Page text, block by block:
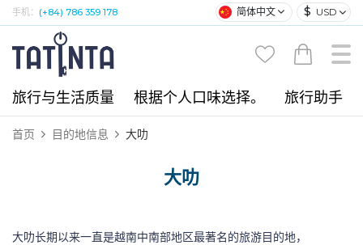
手机： (+84) 786 359 178 简体中文 $ USD
旅行与生活质量 根据个人口味选择。 旅行助手
首页 目的地信息 大叻
大叻
大叻长期以来一直是越南中南部地区最著名的旅游目的地，